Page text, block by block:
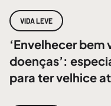
VIDA LEVE
‘Envelhecer bem
doenças’:
para ter velhice